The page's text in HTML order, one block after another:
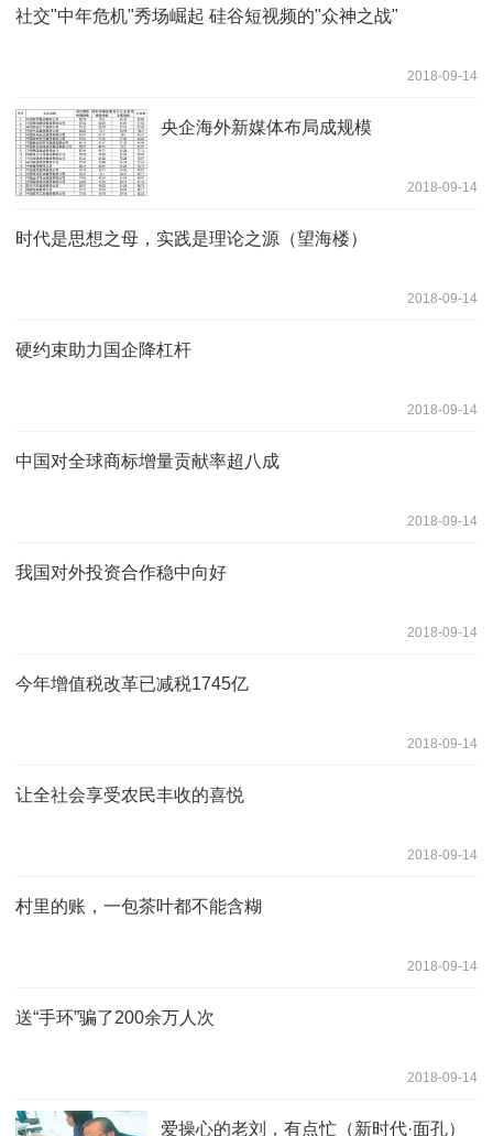
社交"中年危机"秀场崛起 硅谷短视频的"众神之战"
2018-09-14
央企海外新媒体布局成规模
2018-09-14
时代是思想之母，实践是理论之源（望海楼）
2018-09-14
硬约束助力国企降杠杆
2018-09-14
中国对全球商标增量贡献率超八成
2018-09-14
我国对外投资合作稳中向好
2018-09-14
今年增值税改革已减税1745亿
2018-09-14
让全社会享受农民丰收的喜悦
2018-09-14
村里的账，一包茶叶都不能含糊
2018-09-14
送“手环”骗了200余万人次
2018-09-14
爱操心的老刘，有点忙（新时代·面孔）